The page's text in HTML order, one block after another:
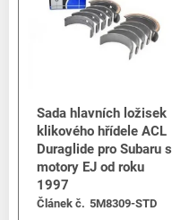
Sada hlavních ložisek
klikového hřídele ACL
Duraglide pro Subaru s
motory EJ od roku
1997
Článek č. 5M8309-STD